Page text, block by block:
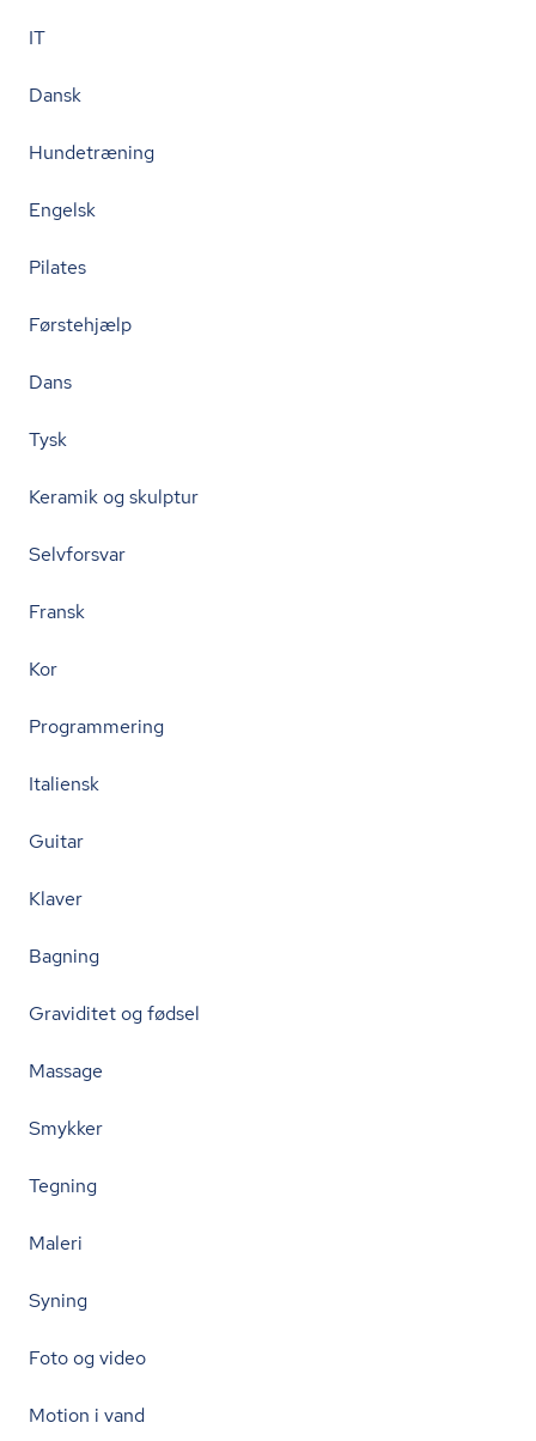
IT
Dansk
Hundetræning
Engelsk
Pilates
Førstehjælp
Dans
Tysk
Keramik og skulptur
Selvforsvar
Fransk
Kor
Programmering
Italiensk
Guitar
Klaver
Bagning
Graviditet og fødsel
Massage
Smykker
Tegning
Maleri
Syning
Foto og video
Motion i vand